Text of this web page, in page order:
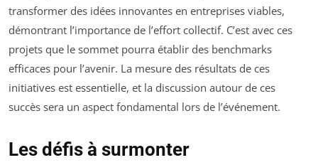
transformer des idées innovantes en entreprises viables,
démontrant l’importance de l’effort collectif. C’est avec ces
projets que le sommet pourra établir des benchmarks
efficaces pour l’avenir. La mesure des résultats de ces
initiatives est essentielle, et la discussion autour de ces
succès sera un aspect fondamental lors de l’événement.
Les défis à surmonter